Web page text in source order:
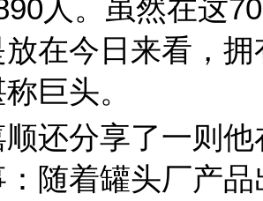
人。虽然在这
在今日来看，
巨头。
顺还分享了一则
：随着罐头厂产